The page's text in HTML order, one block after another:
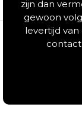
zijn dan
gewoon
levertijd